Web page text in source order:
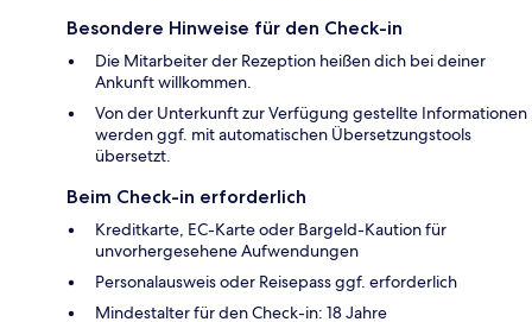
Besondere Hinweise für den Check-in
Die Mitarbeiter der Rezeption heißen dich bei deiner
Ankunft willkommen.
Von der Unterkunft zur Verfügung gestellte Informationen
werden ggf. mit automatischen Übersetzungstools
übersetzt.
Beim Check-in erforderlich
Kreditkarte, EC-Karte oder Bargeld-Kaution für
unvorhergesehene Aufwendungen
Personalausweis oder Reisepass ggf. erforderlich
Mindestalter für den Check-in: 18 Jahre